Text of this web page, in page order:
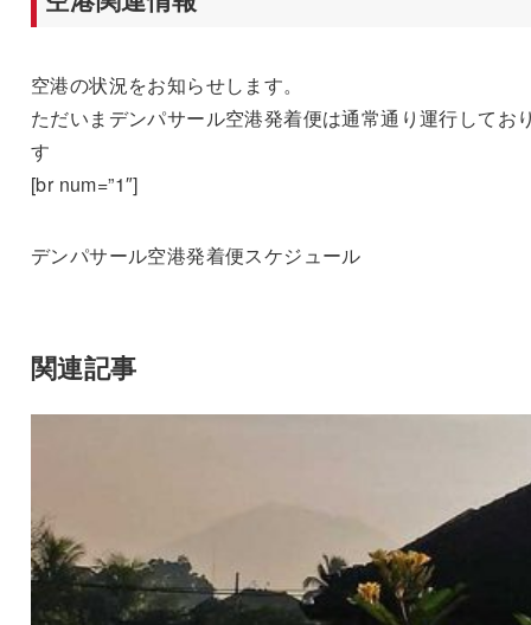
空港の状況をお知らせします。
ただいまデンパサール空港発着便は通常通り運行してお
す
[br num=”1″]
デンパサール空港発着便スケジュール
関連記事